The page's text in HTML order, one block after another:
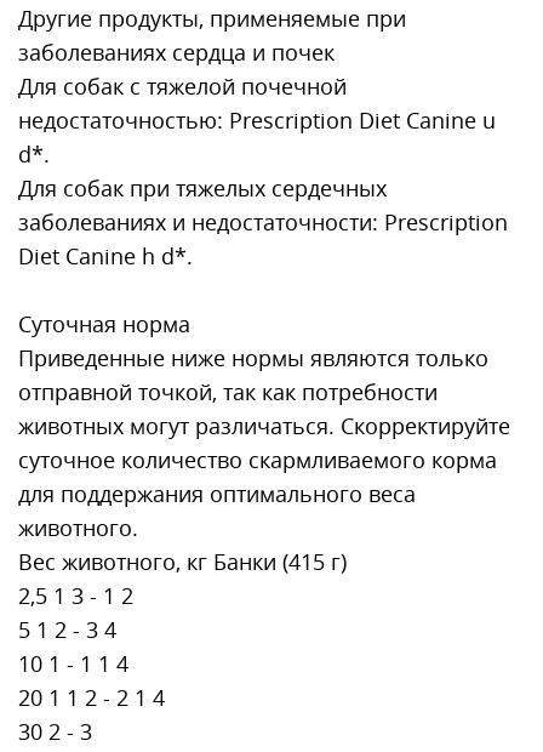
Другие продукты, применяемые при
заболеваниях сердца и почек
Для собак с тяжелой почечной
недостаточностью: Prescription Diet Canine u
d*.
Для собак при тяжелых сердечных
заболеваниях и недостаточности: Prescription
Diet Canine h d*.
Суточная норма
Приведенные ниже нормы являются только
отправной точкой, так как потребности
животных могут различаться. Скорректируйте
суточное количество скармливаемого корма
для поддержания оптимального веса
животного.
Вес животного, кг Банки (415 г)
2,5 1 3 - 1 2
5 1 2 - 3 4
10 1 - 1 1 4
20 1 1 2 - 2 1 4
30 2 - 3